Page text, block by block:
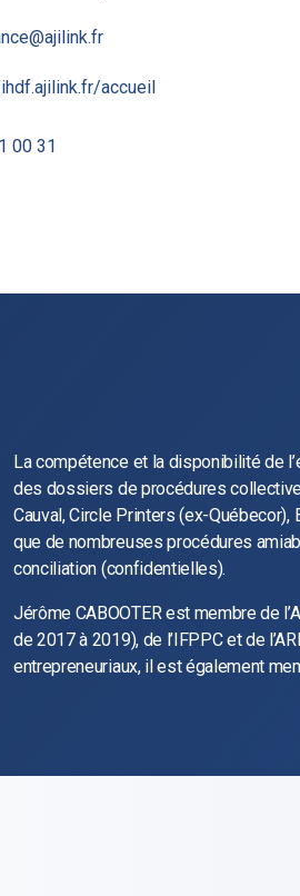
accueil
00 31
La compétence et la disponibilité de
des dossiers de procédures
Cauval, Circle Printers (ex-
que de nombreuses procédures
conciliation (confidentielles).
Jérôme CABOOTER est membre de
de 2017 à 2019), de l’IFPPC et de
entrepreneuriaux, il est également